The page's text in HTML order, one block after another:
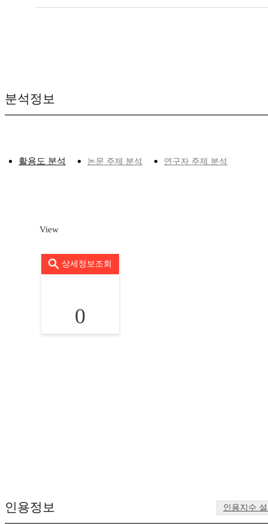
분석정보
활용도 분석 논문 주제 분석 연구자 주제 분석
View
상세정보조회
0
인용정보 인용지수